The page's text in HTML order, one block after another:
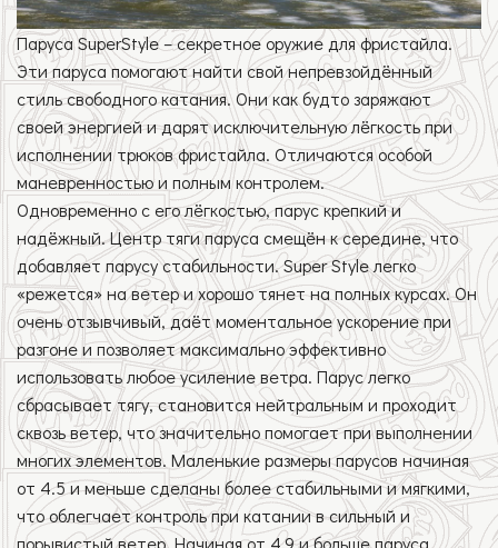
Паруса SuperStyle – секретное оружие для фристайла.
Эти паруса помогают найти свой непревзойдённый
стиль свободного катания. Они как будто заряжают
своей энергией и дарят исключительную лёгкость при
исполнении трюков фристайла. Отличаются особой
маневренностью и полным контролем.
Одновременно с его лёгкостью, парус крепкий и
надёжный. Центр тяги паруса смещён к середине, что
добавляет парусу стабильности. Super Style легко
«режется» на ветер и хорошо тянет на полных курсах. Он
очень отзывчивый, даёт моментальное ускорение при
разгоне и позволяет максимально эффективно
использовать любое усиление ветра. Парус легко
сбрасывает тягу, становится нейтральным и проходит
сквозь ветер, что значительно помогает при выполнении
многих элементов. Маленькие размеры парусов начиная
от 4.5 и меньше сделаны более стабильными и мягкими,
что облегчает контроль при катании в сильный и
порывистый ветер. Начиная от 4.9 и больше паруса